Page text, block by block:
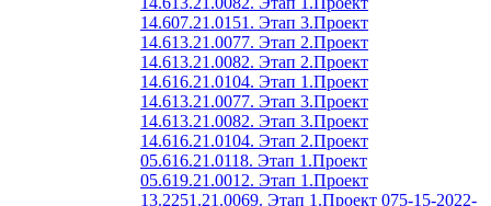
14.607.21.0151. Этап 3.Проект
14.613.21.0077. Этап 2.Проект
14.613.21.0082. Этап 2.Проект
14.616.21.0104. Этап 1.Проект
14.613.21.0077. Этап 3.Проект
14.613.21.0082. Этап 3.Проект
14.616.21.0104. Этап 2.Проект
05.616.21.0118. Этап 1.Проект
05.619.21.0012. Этап 1.Проект
13.2251.21.0069. Этап 1.Проект 075-15-2022-